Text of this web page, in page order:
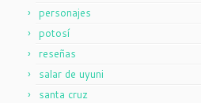
personajes
potosí
reseñas
salar de uyuni
santa cruz